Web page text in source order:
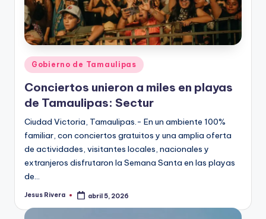
Publicado
en
Gobierno de Tamaulipas
Conciertos unieron a miles en playas
de Tamaulipas: Sectur
Ciudad Victoria, Tamaulipas.- En un ambiente 100%
familiar, con conciertos gratuitos y una amplia oferta
de actividades, visitantes locales, nacionales y
extranjeros disfrutaron la Semana Santa en las playas
de…
Publicado
Jesus Rivera abril 5, 2026